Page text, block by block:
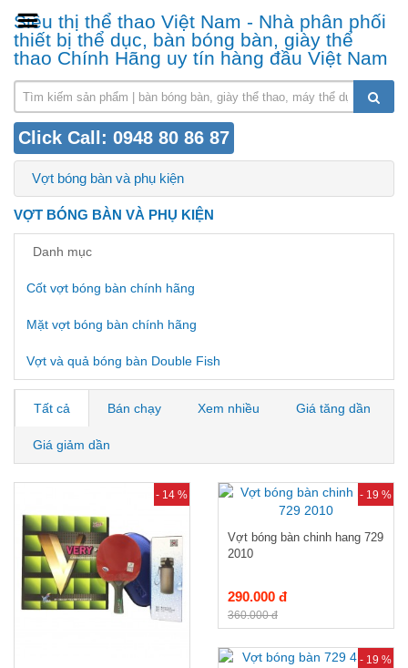
Siêu thị thể thao Việt Nam - Nhà phân phối
thiết bị thể dục, bàn bóng bàn, giày thể
thao Chính Hãng uy tín hàng đầu Việt Nam
Click Call: 0948 80 86 87
Vợt bóng bàn và phụ kiện
VỢT BÓNG BÀN VÀ PHỤ KIỆN
Danh mục
Cốt vợt bóng bàn chính hãng
Mặt vợt bóng bàn chính hãng
Vợt và quả bóng bàn Double Fish
Tất cả Bán chạy Xem nhiều Giá tăng dần
Giá giảm dần
- 14 % - 19 %
Vợt bóng bàn chinh hang 729
2010
290.000 đ
360.000 đ
- 19 %